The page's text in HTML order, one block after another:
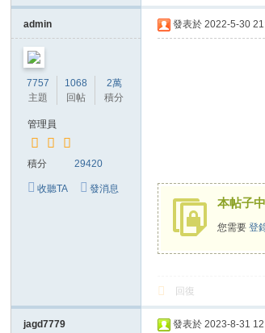
送
茶
admin
7757
主題
1068
回帖
2萬
積分
管理員
積分 29420
收聽TA 發消息
發表於 2022-5-30
本帖子
您需要登
回復
jagd7779 發表於 2023-8-31